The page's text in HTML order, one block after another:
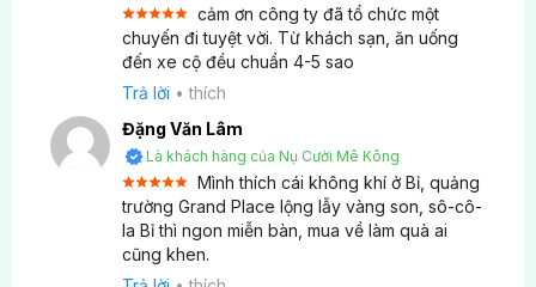
tour Châu Âu trọn gói 9N8Đ có lâu không?
Vì đi qua trọn gói nên thời gian di chuyển bằng xe
khá nhiều (trung bình 3-5 tiếng/ngày). Tuy nhiên,
xe du lịch Châu Âu rất êm, cảnh quan hai bên
đường rất đẹp (như tranh vẽ) và cứ 2-3 tiếng tài xế
sẽ dừng trạm nghỉ ngơi 1 lần nên Quý khách sẽ
không cảm thấy quá mệt mỏi.
Được xếp
hạng55
sao
cảm ơn công ty đã tổ chức một
chuyến đi tuyệt vời. Từ khách sạn, ăn uống
đến xe cộ đều chuẩn 4-5 sao
Trả lời •thích
Đặng Văn Lâm
Là khách hàng của Nụ Cười Mê Kông
Được xếp
hạng 55
sao
Mình thích cái không khí ở Bỉ, quảng
trường Grand Place lộng lẫy vàng son, sô-cô-
la Bỉ thì ngon miễn bàn, mua về làm quà ai
cũng khen.